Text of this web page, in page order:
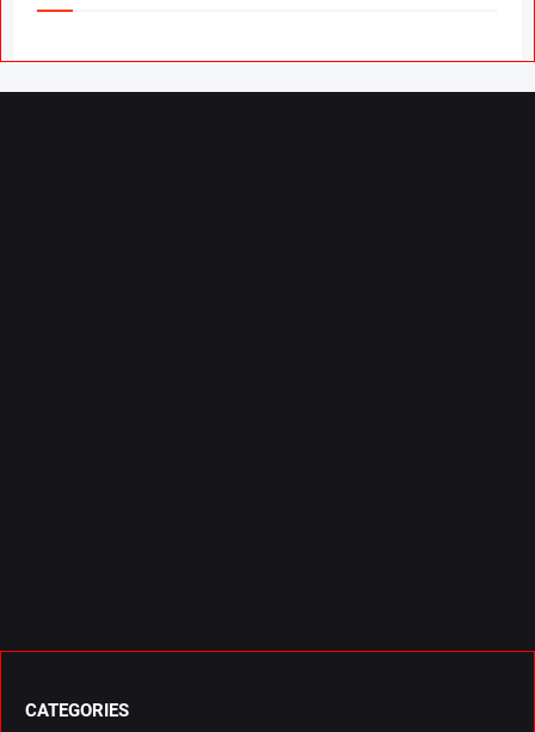
CATEGORIES